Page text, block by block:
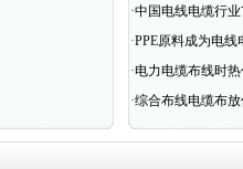
·中国电线电缆行
·PPE原料成为电线
·电力电缆布线时
·综合布线电缆布